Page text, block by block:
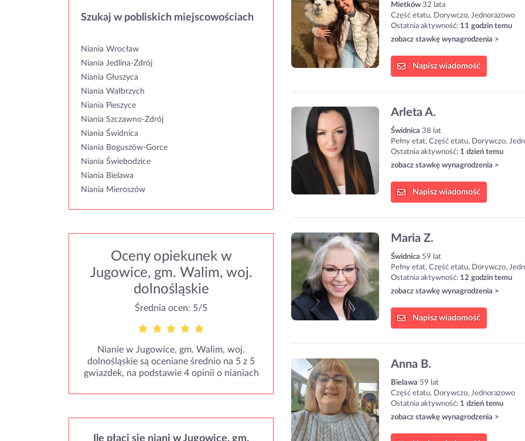
Szukaj w pobliskich miejscowościach
Niania Wrocław
Niania Jedlina-Zdrój
Niania Głuszyca
Niania Wałbrzych
Niania Pieszyce
Niania Szczawno-Zdrój
Niania Świdnica
Niania Boguszów-Gorce
Niania Świebodzice
Niania Bielawa
Niania Mieroszów
Oceny opiekunek w
Jugowice, gm. Walim, woj.
dolnośląskie
Średnia ocen: 5/5
Nianie w Jugowice, gm. Walim, woj.
dolnośląskie są oceniane średnio na 5 z 5
gwiazdek, na podstawie 4 opinii o nianiach
Ile płaci się niani w Jugowice, gm.
Mietków32 lata
Część etatu, Dorywczo, Jednorazowo
Ostatnia aktywność: 11 godzin temu
zobacz stawkę wynagrodzenia >
Napisz wiadomość
Arleta A.
Świdnica 38 lat
Pełny etat, Część etatu, Dorywczo,
Ostatnia aktywność: 1 dzień temu
zobacz stawkę wynagrodzenia >
Napisz wiadomość
Maria Z.
Świdnica 59 lat
Pełny etat, Część etatu, Dorywczo,
Ostatnia aktywność: 12 godzin temu
zobacz stawkę wynagrodzenia >
Napisz wiadomość
Anna B.
Bielawa 59 lat
Część etatu, Dorywczo, Jednorazowo
Ostatnia aktywność: 1 dzień temu
zobacz stawkę wynagrodzenia >